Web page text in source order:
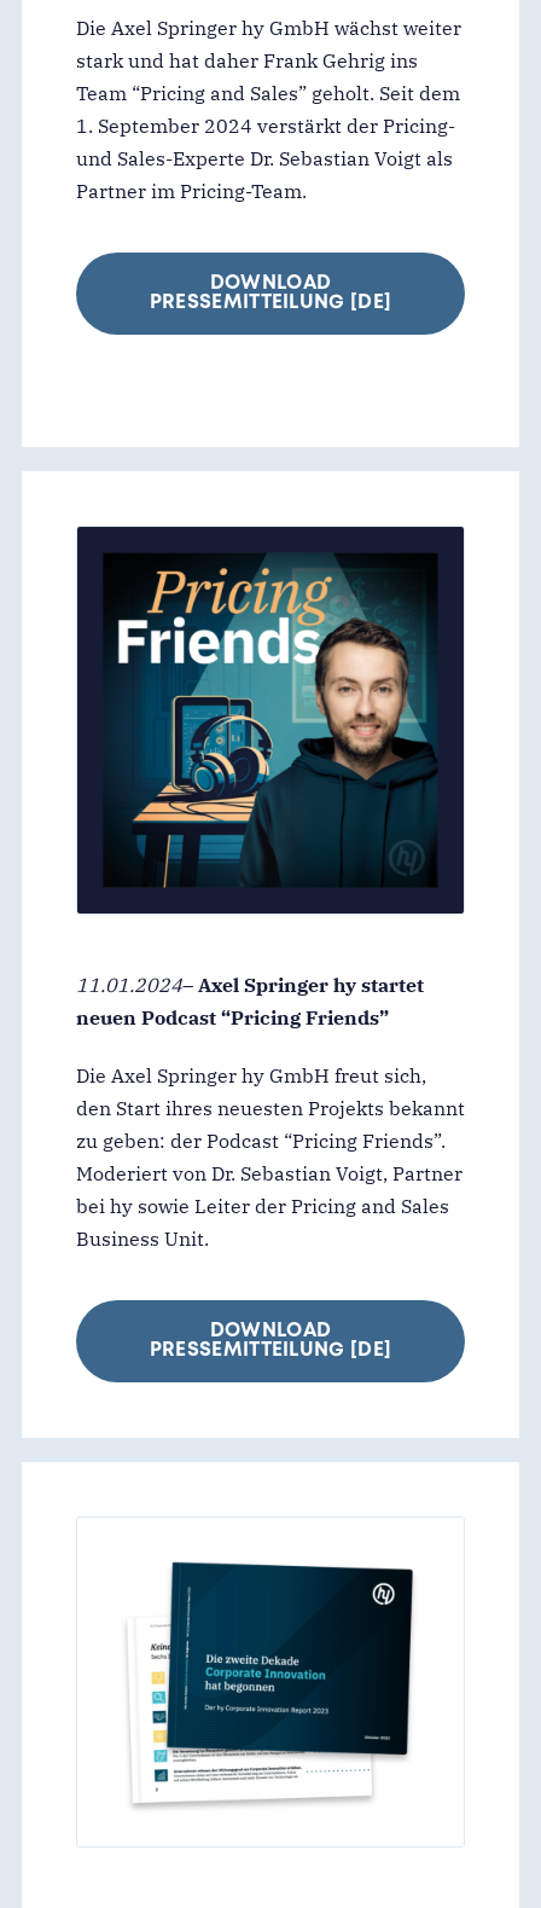
Die Axel Springer hy GmbH wächst weiter
stark und hat daher Frank Gehrig ins
Team “Pricing and Sales” geholt. Seit dem
1. September 2024 verstärkt der Pricing-
und Sales-Experte Dr. Sebastian Voigt als
Partner im Pricing-Team.
DOWNLOAD
PRESSEMITTEILUNG [DE]
11.01.2024– Axel Springer hy startet
neuen Podcast “Pricing Friends”
Die Axel Springer hy GmbH freut sich,
den Start ihres neuesten Projekts bekannt
zu geben: der Podcast “Pricing Friends”.
Moderiert von Dr. Sebastian Voigt, Partner
bei hy sowie Leiter der Pricing and Sales
Business Unit.
DOWNLOAD
PRESSEMITTEILUNG [DE]